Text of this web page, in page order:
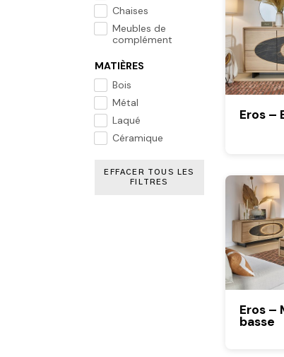
Chaises
Meubles de
complément
MATIÈRES
Bois
Métal
Laqué
Céramique
EFFACER TOUS LES
FILTRES
Eros –
Eros –
basse